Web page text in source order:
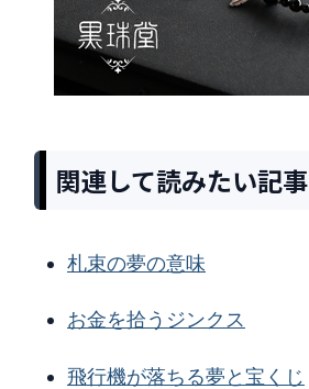
関連して読みたい記事
札束の夢の意味
お金を拾うジンクス
飛行機が落ちる夢と宝くじ